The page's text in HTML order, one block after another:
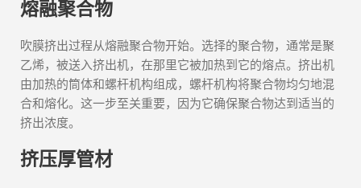
熔融聚合物
吹膜挤出过程从熔融聚合物开始。选择的聚合物，通常是聚
乙烯，被送入挤出机，在那里它被加热到它的熔点。挤出机
由加热的筒体和螺杆机构组成，螺杆机构将聚合物均匀地混
合和熔化。这一步至关重要，因为它确保聚合物达到适当的
挤出浓度。
挤压厚管材